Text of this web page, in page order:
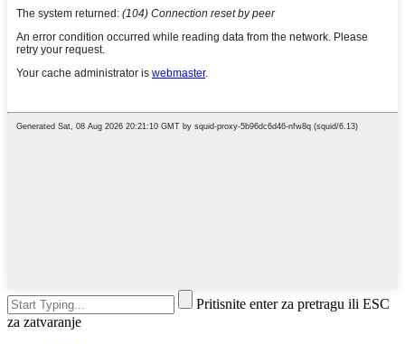
Pritisnite enter za pretragu ili ESC
za zatvaranje